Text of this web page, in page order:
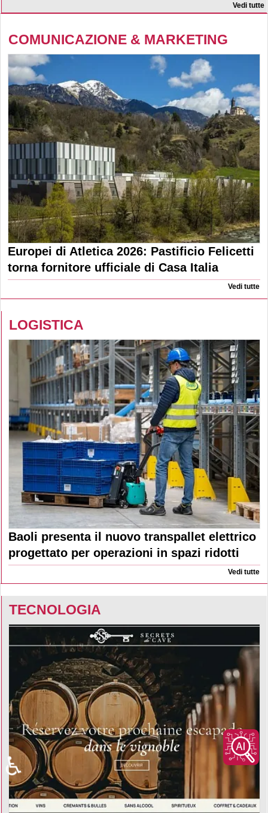
Vedi tutte
COMUNICAZIONE & MARKETING
Europei di Atletica 2026: Pastificio Felicetti
torna fornitore ufficiale di Casa Italia
Vedi tutte
LOGISTICA
Baoli presenta il nuovo transpallet elettrico
progettato per operazioni in spazi ridotti
Vedi tutte
TECNOLOGIA